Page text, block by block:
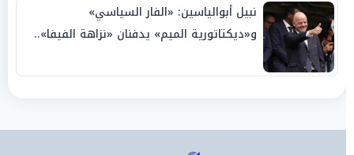
نبيل أبوالياسين: «الفار السياسي»
و«ديكتاتورية الميم» يدفنان «نزاهة الفيفا»..
وإقالة «إنفانتينو» باتت حتمية